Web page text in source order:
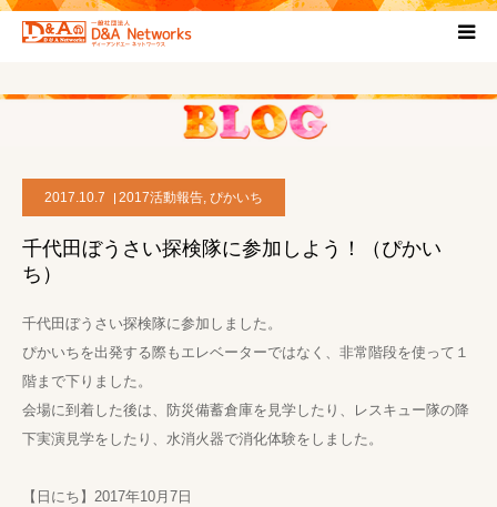
2017.10.7 2017活動報告, ぴかいち
千代田ぼうさい探検隊に参加しよう！（ぴかい
ち）
千代田ぼうさい探検隊に参加しました。
ぴかいちを出発する際もエレベーターではなく、非常階段を使って１
階まで下りました。
会場に到着した後は、防災備蓄倉庫を見学したり、レスキュー隊の降
下実演見学をしたり、水消火器で消化体験をしました。
【日にち】2017年10月7日
HOME
プロジェクト概要
お問い合わせ
ブログ